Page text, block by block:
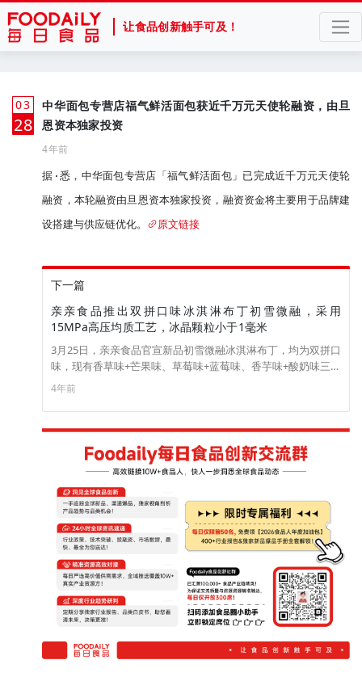
让食品创新触手可及！
03
月
28
中华面包专营店福气鲜活面包获近千万元天使轮融资，由旦
恩资本独家投资
4年前
据·悉，中华面包专营店「福气鲜活面包」已完成近千万元天使轮
融资，本轮融资由旦恩资本独家投资，融资资金将主要用于品牌建
设搭建与供应链优化。
原文链接
下一篇
亲亲食品推出双拼口味冰淇淋布丁初雪微融，采用
15MPa高压均质工艺，冰晶颗粒小于1毫米
3月25日，亲亲食品官宣新品初雪微融冰淇淋布丁，均为双拼口
味，现有香草味+芒果味、草莓味+蓝莓味、香芋味+酸奶味三种
风味。原料为100%新西兰进口的脱脂乳粉，采用15MPa高压均
质工艺，冰晶颗粒小于1毫米。据亲亲食品介绍，产品顺滑细
腻，-15°C条件下冷冻3小时后可获得冰淇淋口感。
4年前